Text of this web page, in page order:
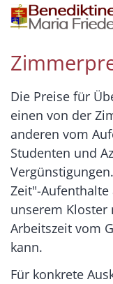
Zum Inhalt
Die Preise für
einen von der
anderen vom
Studenten und
Zeit"-
unserem
Arbeitszeit vom
kann.
Für konkrete